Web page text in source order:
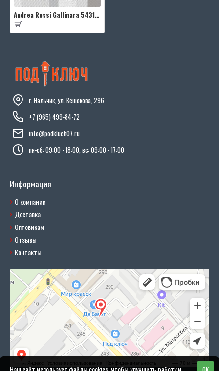
Andrea Rossi Gallinara 54318-6
г. Нальчик, ул. Кешокова, 296
+7 (965) 499-84-72
info@podkluch07.ru
пн-сб: 09:00 - 18:00, вс: 09:00 - 17:00
Информация
О компании
Доставка
Оптовикам
Отзывы
Контакты
Наш сайт использует файлы cookies, чтобы улучшить работу и